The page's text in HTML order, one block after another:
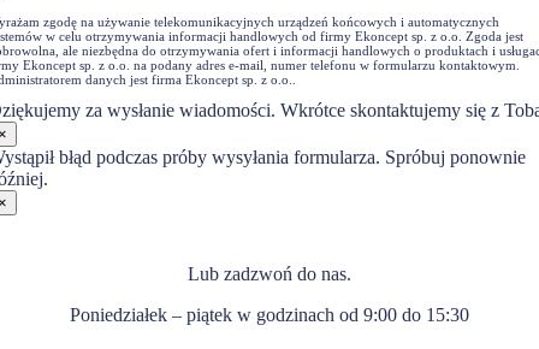
zgodę na używanie telekomunikacyjnych urządzeń końcowych i automatycznych
w celu otrzymywania informacji handlowych od firmy Ekoncept sp. z o.o. Zgoda jest
ale niezbędna do otrzymywania ofert i informacji handlowych o produktach i
Ekoncept sp. z o.o. na podany adres e-mail, numer telefonu w formularzu kontaktowym.
danych jest firma Ekoncept sp. z o.o..
za wysłanie wiadomości. Wkrótce skontaktujemy się z
błąd podczas próby wysyłania formularza. Spróbuj ponownie
Lub zadzwoń do nas.
Poniedziałek – piątek w godzinach od 9:00 do 15:30